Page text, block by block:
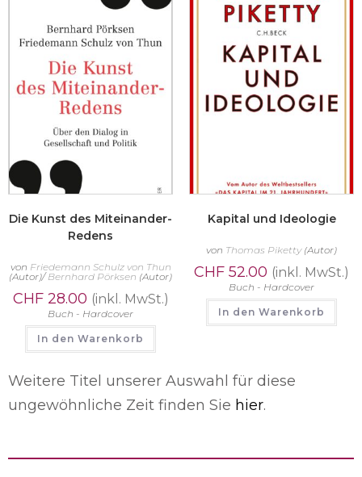
Die Kunst des Miteinander-
Redens
von Friedemann Schulz von Thun
(Autor)/Bernhard Pörksen (Autor)
CHF28.00 (inkl. MwSt.)
Buch - Hardcover
In den Warenkorb
Kapital und Ideologie
von Thomas Piketty(Autor)
CHF 52.00 (inkl. MwSt.)
Buch - Hardcover
In den Warenkorb
Weitere Titel unserer Auswahl für diese
ungewöhnliche Zeit finden Sie hier.